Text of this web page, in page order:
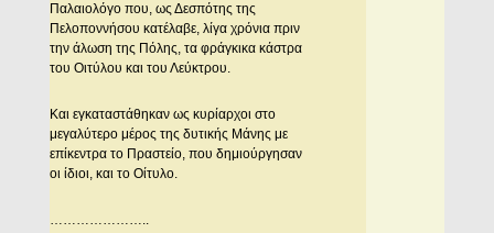
Παλαιολόγο που, ως Δεσπότης της
Πελοποννήσου κατέλαβε, λίγα χρόνια πριν
την άλωση της Πόλης, τα φράγκικα κάστρα
του Οιτύλου και του Λεύκτρου.
Και εγκαταστάθηκαν ως κυρίαρχοι στο
μεγαλύτερο μέρος της δυτικής Μάνης με
επίκεντρα το Πραστείο, που δημιούργησαν
οι ίδιοι, και το Οίτυλο.
…………………..